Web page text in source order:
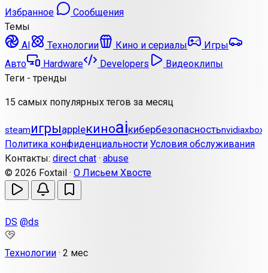
Избранное
Сообщения
Темы
AI
Технологии Кино и сериалы
Игры
Авто
Hardware Developers
Видеоклипы
Теги - тренды
15 самых популярных тегов за месяц
steamигрыappleкиноaiкибербезопасностьnvidiaxbox
Политика конфиденциальности Условия обслуживания
Контакты: direct chat · abuse
© 2026 Foxtail · О Лисьем Хвосте
DS @ds
Технологии · 2 мес